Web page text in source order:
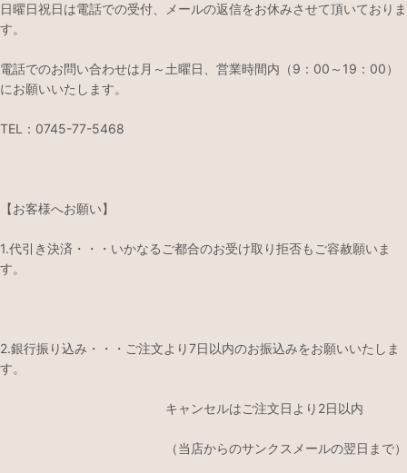
日曜日祝日は電話での受付、メールの返信をお休みさせて頂いておりま
す。
電話でのお問い合わせは月～土曜日、営業時間内（9：00～19：00）
にお願いいたします。
TEL：0745-77-5468
【お客様へお願い】
1.代引き決済・・・いかなるご都合のお受け取り拒否もご容赦願いま
す。
2.銀行振り込み・・・ご注文より7日以内のお振込みをお願いいたしま
す。
キャンセルはご注文日より2日以内
（当店からのサンクスメールの翌日まで）